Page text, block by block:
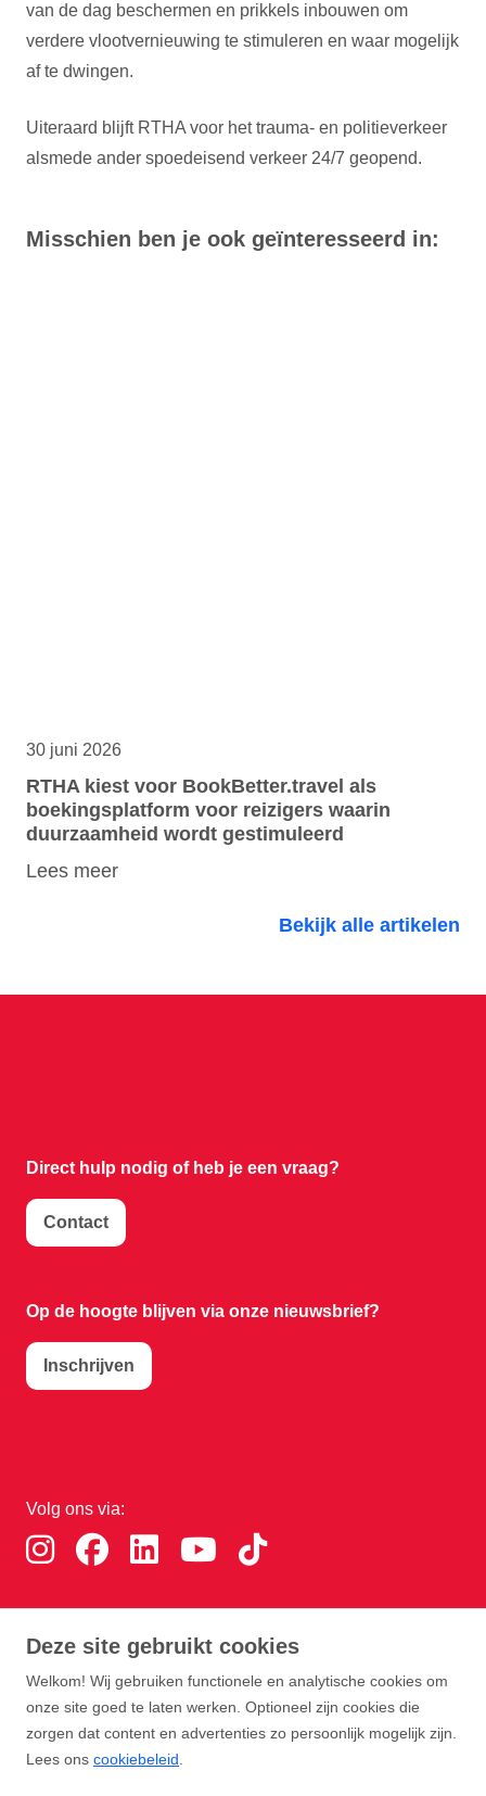
Deze site gebruikt cookies
Welkom! Wij gebruiken functionele en analytische cookies om
onze site goed te laten werken. Optioneel zijn cookies die
zorgen dat content en advertenties zo persoonlijk mogelijk zijn.
Lees ons cookiebeleid
van de dag beschermen en prikkels inbouwen om
verdere vlootvernieuwing te stimuleren en waar mogelijk
af te dwingen.
Uiteraard blijft RTHA voor het trauma- en politieverkeer
alsmede ander spoedeisend verkeer 24/7 geopend.
Misschien ben je ook geïnteresseerd in:
30 juni 2026
RTHA kiest voor BookBetter.travel als
boekingsplatform voor reizigers waarin
duurzaamheid wordt gestimuleerd
Lees meer
Bekijk alle artikelen
Direct hulp nodig ofheb je een vraag?
Contact
Op de hoogte blijven via onze nieuwsbrief?
Inschrijven
Volg ons via:
Download de RTHA app: